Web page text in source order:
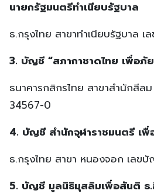
นายกรัฐมนตรีทำเนียบรัฐบาล
ธ.กรุงไทย สาขาทำเนียบรัฐบาล
3. บัญชี “สภากาชาดไทย เพื่อภั
ธนาคารกสิกรไทย สาขาสำนักสี
34567-0
4. บัญชี สำนักจุฬาราชมนตรี เพื่
ธ.กรุงไทย สาขา หนองจอก เล
5. บัญชี มูลนิธิมุสลิมเพื่อสันติ ธ.